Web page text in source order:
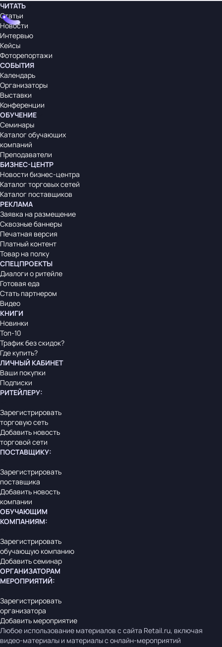
ЧИТАТЬ
Статьи
Новости
Интервью
Кейсы
Фоторепортажи
СОБЫТИЯ
Календарь
Организаторы
Выставки
Конференции
ОБУЧЕНИЕ
Семинары
Каталог обучающих
компаний
Преподаватели
БИЗНЕС-ЦЕНТР
Новости бизнес-центра
Каталог торговых сетей
Каталог поставщиков
РЕКЛАМА
Заявка на размещение
Сквозные баннеры
Печатная версия
Платный контент
Товар на полку
СПЕЦПРОЕКТЫ
Диалоги о ритейле
Готовая еда
Стать партнером
Видео
КНИГИ
Новинки
Топ-10
Трафик без скидок?
Где купить?
ЛИЧНЫЙ КАБИНЕТ
Ваши покупки
Подписки
РИТЕЙЛЕРУ:
Зарегистрировать
торговую сеть
Добавить новость
торговой сети
ПОСТАВЩИКУ:
Зарегистрировать
поставщика
Добавить новость
компании
ОБУЧАЮЩИМ
КОМПАНИЯМ:
Зарегистрировать
обучающую компанию
Добавить семинар
ОРГАНИЗАТОРАМ
МЕРОПРИЯТИЙ:
Зарегистрировать
организатора
Добавить мероприятие
Любое использование материалов с сайта Retail.ru, включая
видео-материалы и материалы с онлайн-мероприятий